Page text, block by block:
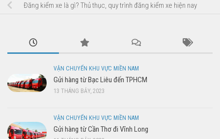
Đăng kiểm xe là gì? Thủ thục, quy trình đăng kiểm xe hiện nay
VẬN CHUYỂN KHU VỰC MIỀN NAM
Gửi hàng từ Bạc Liêu đến TPHCM
13 THÁNG BẢY, 2023
VẬN CHUYỂN KHU VỰC MIỀN NAM
Gửi hàng từ Cần Thơ đi Vĩnh Long